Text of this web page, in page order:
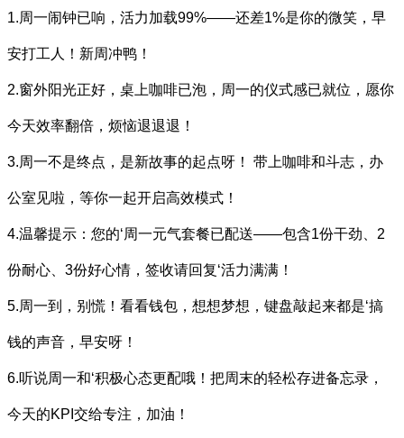
1.周一闹钟已响，活力加载99%——还差1%是你的微笑，早
安打工人！新周冲鸭！
2.窗外阳光正好，桌上咖啡已泡，周一的仪式感已就位，愿你
今天效率翻倍，烦恼退退退！
3.周一不是终点，是新故事的起点呀！ 带上咖啡和斗志，办
公室见啦，等你一起开启高效模式！
4.温馨提示：您的‘周一元气套餐已配送——包含1份干劲、2
份耐心、3份好心情，签收请回复‘活力满满！
5.周一到，别慌！看看钱包，想想梦想，键盘敲起来都是‘搞
钱的声音，早安呀！
6.听说周一和‘积极心态更配哦！把周末的轻松存进备忘录，
今天的KPI交给专注，加油！